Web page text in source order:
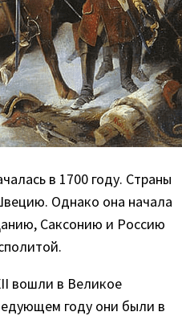
в 1700 году. Страны
Однако она начала
Саксонию и Россию
вошли в Великое
году они были в